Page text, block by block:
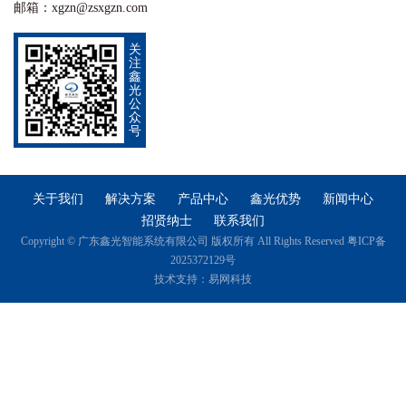
邮箱：xgzn@zsxgzn.com
关
注
鑫
光
公
众
号
关于我们 解决方案 产品中心 鑫光优势
新闻中心
招贤纳士
联系我们
Copyright © 广东鑫光智能系统有限公司 版权所有 All Rights Reserved 粤ICP备
2025372129号
技术支持： 易网科技